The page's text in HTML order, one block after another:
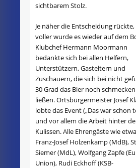
sichtbarem Stolz.
Je näher die Entscheidung
voller wurde es wieder auf dem
Klubchef Hermann Moormann
bedankte sich bei allen Helfern,
Unterstützern, Gasteltern und
Zuschauern, die sich bei nicht
30 Grad das Bier noch schmecken
ließen. Ortsbürgermeister Josef
lobte das Event („Das war schon
und vor allem die Arbeit hinter
Kulissen. Alle Ehrengäste wie etwa
Franz-Josef Holzenkamp (MdB),
Siemer (MdL), Wolfgang Zapfe
Union), Rudi Eckhoff (KSB-